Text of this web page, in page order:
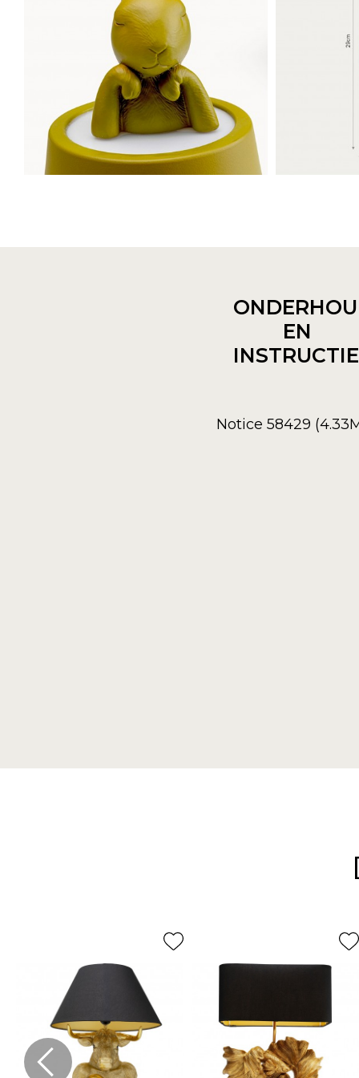
EN
Notice 58429